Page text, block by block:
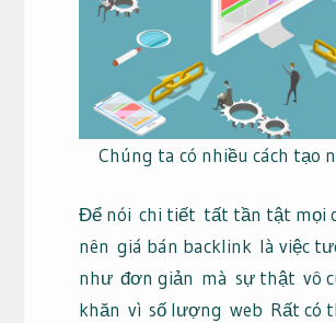
Chúng ta có nhiều cách tạo
Để nói chi tiết tất tần tật mọi
nên giá bán backlinklà việc
như đơn giản mà sự thật vô
khăn vì số lượng web Rất có